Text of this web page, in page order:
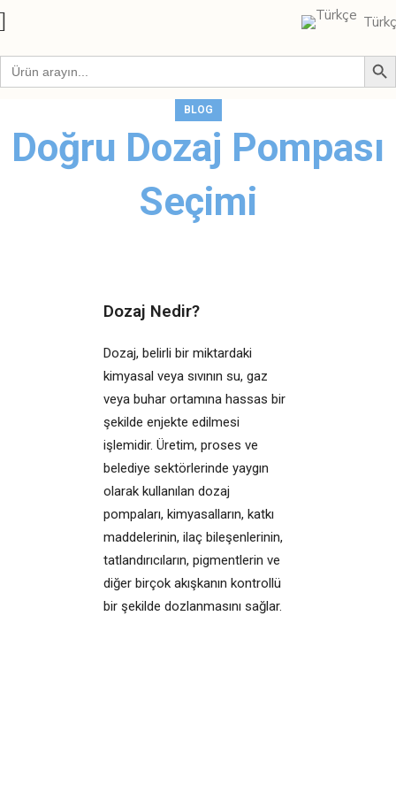
BLOG
Doğru Dozaj Pompası
Seçimi
Dozaj Nedir?
Dozaj, belirli bir miktardaki
kimyasal veya sıvının su, gaz
veya buhar ortamına hassas bir
şekilde enjekte edilmesi
işlemidir. Üretim, proses ve
belediye sektörlerinde yaygın
olarak kullanılan dozaj
pompaları, kimyasalların, katkı
maddelerinin, ilaç bileşenlerinin,
tatlandırıcıların, pigmentlerin ve
diğer birçok akışkanın kontrollü
bir şekilde dozlanmasını sağlar.